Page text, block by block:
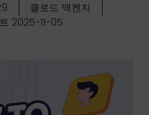
클로드 맥켄지
2025-11-05